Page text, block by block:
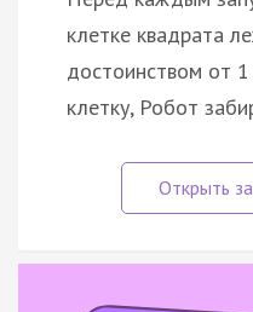
клетке квадрата
достоинством от
клетку, Робот